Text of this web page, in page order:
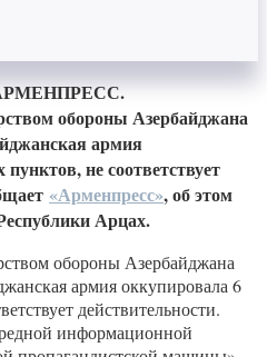
обороны Азербайджана
армия
не соответствует
«Арменпресс», об этом
Арцах.
обороны Азербайджана
армия оккупировала 6
действительности.
информационной